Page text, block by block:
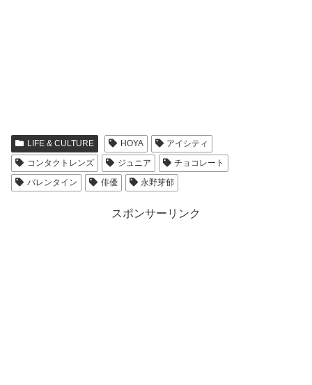
LIFE & CULTURE HOYA
アイシティ
コンタクトレンズ
ジュニア
チョコレート
バレンタイン
俳優 永野芽郁
スポンサーリンク